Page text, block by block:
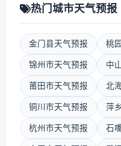
热门城市天气预报
金门县天气预报 桃
锦州市天气预报 中
莆田市天气预报 北
铜川市天气预报 萍
杭州市天气预报 石